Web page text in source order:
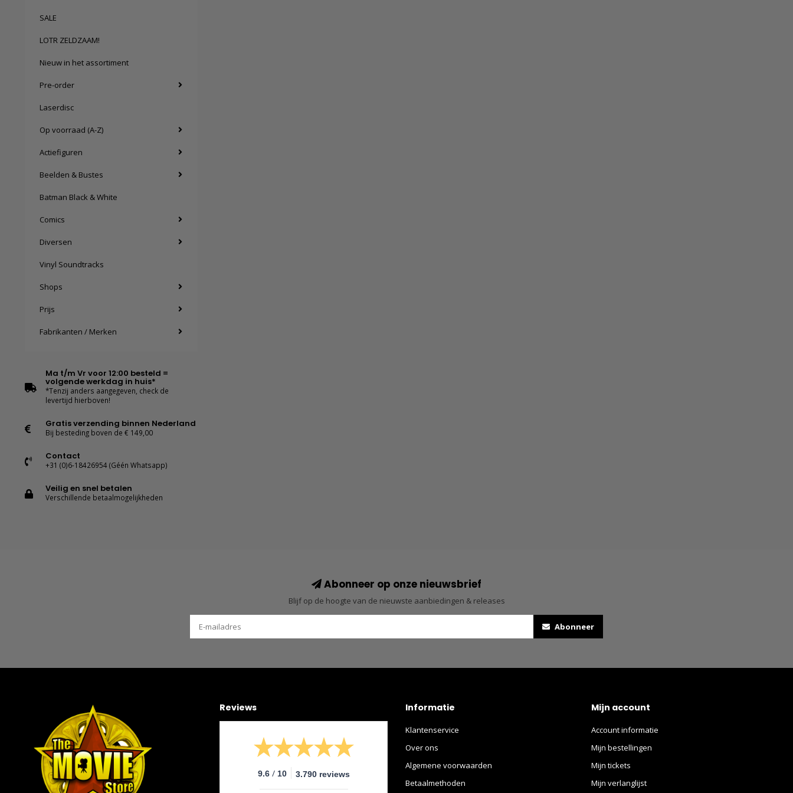
SALE
LOTR ZELDZAAM!
Nieuw in het assortiment
Pre-order
Laserdisc
Op voorraad (A-Z)
Actiefiguren
Beelden & Bustes
Batman Black & White
Comics
Diversen
Vinyl Soundtracks
Shops
Prijs
Fabrikanten / Merken
Ma t/m Vr voor 12:00 besteld =
volgende werkdag in huis*
*Tenzij anders aangegeven, check de
levertijd hierboven!
Gratis verzending binnen Nederland
Bij besteding boven de € 149,00
Contact
+31 (0)6-18426954 (Géén Whatsapp)
Veilig en snel betalen
Verschillende betaalmogelijkheden
Abonneer op onze nieuwsbrief
Blijf op de hoogte van de nieuwste aanbiedingen & releases
Abonneer
Reviews
9.6 / 10 3.790 reviews
Informatie
Klantenservice
Over ons
Algemene voorwaarden
Betaalmethoden
Mijn account
Account informatie
Mijn bestellingen
Mijn tickets
Mijn verlanglijst